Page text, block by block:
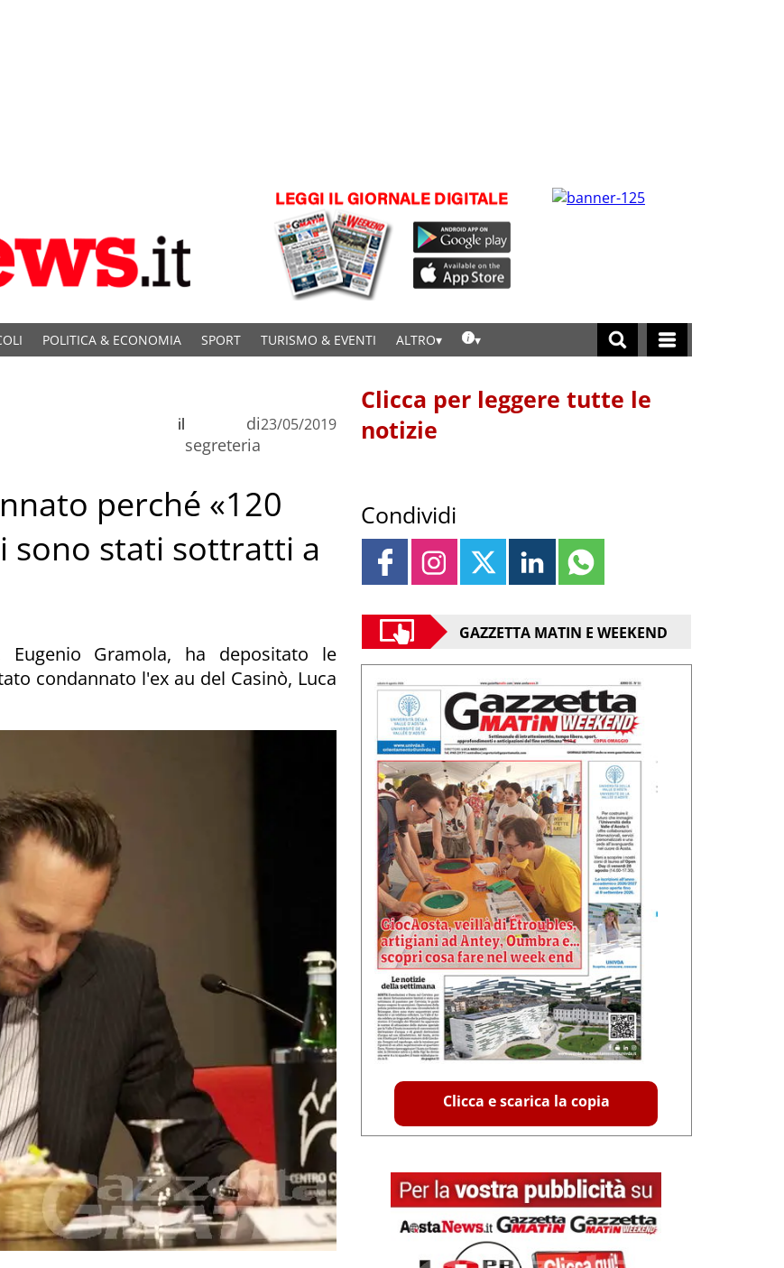
POLITICA & ECONOMIA SPORT TURISMO & EVENTI ALTRO
di
segreteria
il 23/05/2019
perché «120
sono stati sottratti a
Gramola, ha depositato le
condannato l'ex au del Casinò, Luca
Clicca per leggere tutte le
notizie
Condividi
GAZZETTA MATIN E WEEKEND
Clicca e scarica la copia